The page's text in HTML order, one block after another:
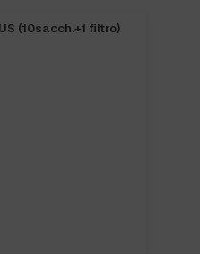
(10sacch.+1 filtro)